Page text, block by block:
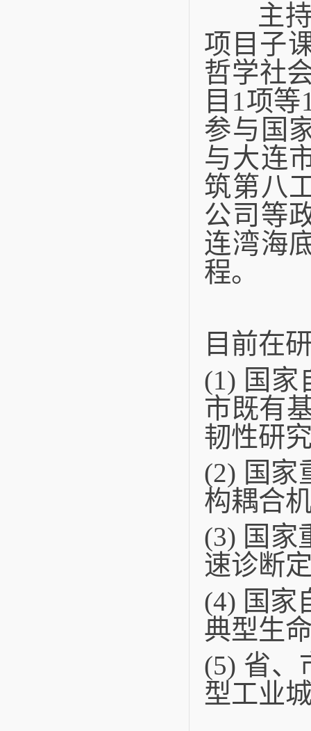
主持
项目子
哲学社
目1项
参与国
与大连
筑第八
公司等
连湾海
程。
目前在
(1) 国家
市既有
韧性研
(2) 国家
构耦合
(3) 国家
速诊断
(4) 国家
典型生
(5) 省、
型工业